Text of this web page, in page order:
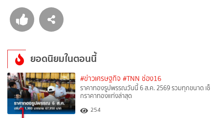
ยอดนิยมในตอนนี้
#ข่าวเศรษฐกิจ #TNN ช่อง16
ราคาทองรูปพรรณวันนี้ 6 ส.ค. 2569 รวมทุกขนาด เช็
กราคาทองแท่งล่าสุด
254